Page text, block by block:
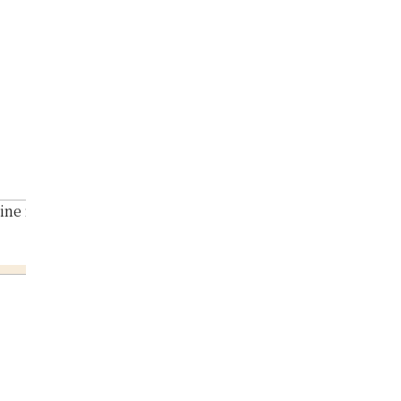
necklace 2.64 ct